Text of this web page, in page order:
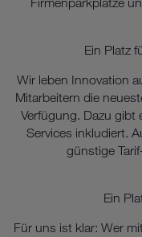
Ein Platz
Wir leben Innovation
Mitarbeitern die
Verfügung. Dazu gibt
Services inkludiert.
günstige
Ein
Für uns ist klar: Wer